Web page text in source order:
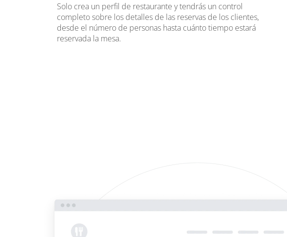
Solo crea un perfil de restaurante y tendrás un control
completo sobre los detalles de las reservas de los clientes,
desde el número de personas hasta cuánto tiempo estará
reservada la mesa.